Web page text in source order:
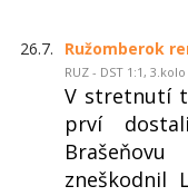
26.7. Ružomberok
RUZ - DST 1:1,
V stretnutí
prví
zneškodnil